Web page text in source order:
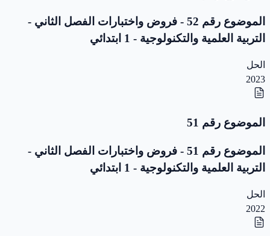
الموضوع رقم 52 - فروض واختبارات الفصل الثاني -
التربية العلمية والتكنولوجية - 1 ابتدائي
الحل
2023
الموضوع رقم 51
الموضوع رقم 51 - فروض واختبارات الفصل الثاني -
التربية العلمية والتكنولوجية - 1 ابتدائي
الحل
2022